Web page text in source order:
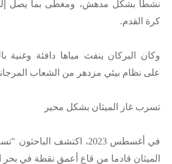
نشطا بشكل مدهش، ومغطى بما يصل
كرة القدم.
وكان البركان ينفث مياها دافئة وغنية
على نظام بيئي مزدهر من الشعاب
تسرب غاز الميثان بشكل محير
في أغسطس 2023، اكتشف
الميثان قادما من قاع أعمق نقطة في بحر